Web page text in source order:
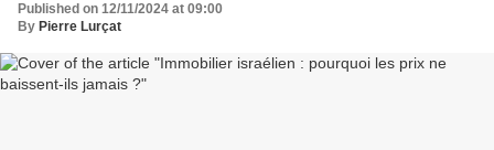
Published on 12/11/2024 at 09:00
By Pierre Lurçat